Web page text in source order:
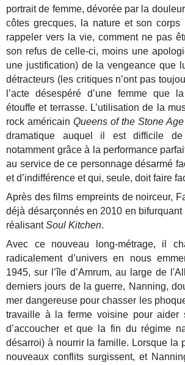
portrait de femme, dévorée par la
côtes grecques, la nature et son corps
rappeler vers la vie, comment ne pas
son refus de celle-ci, moins une
une justification) de la vengeance que
détracteurs (les critiques n’ont pas
l’acte désespéré d’une femme que
étouffe et terrasse. L’utilisation de la
rock américainQueens of the Stone Age
dramatique auquel il est difficile de
notamment grâce à la performance
au service de ce personnage désarmé
et d’indifférence et qui, seule, doit faire
Après des films empreints de noirceur,
déjà désarçonnés en 2010 en
réalisantSoul Kitchen.
Avec ce nouveau long-métrage, il
radicalement d’univers en nous
1945, sur l’île d’Amrum, au large de
derniers jours de la guerre, Nanning,
mer dangereuse pour chasser les
travaille à la ferme voisine pour aider
d’accoucher et que la fin du régime
désarroi) à nourrir la famille. Lorsque la
nouveaux conflits surgissent, et